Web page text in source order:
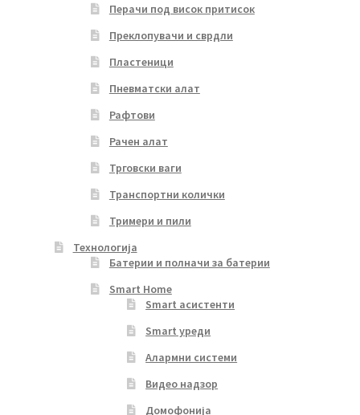
Перачи под висок притисок
Преклопувачи и сврдли
Пластеници
Пневматски алат
Рафтови
Рачен алат
Трговски ваги
Транспортни колички
Тримери и пили
Технологија
Батерии и полначи за батерии
Smart Home
Smart асистенти
Smart уреди
Алармни системи
Видео надзор
Домофонија